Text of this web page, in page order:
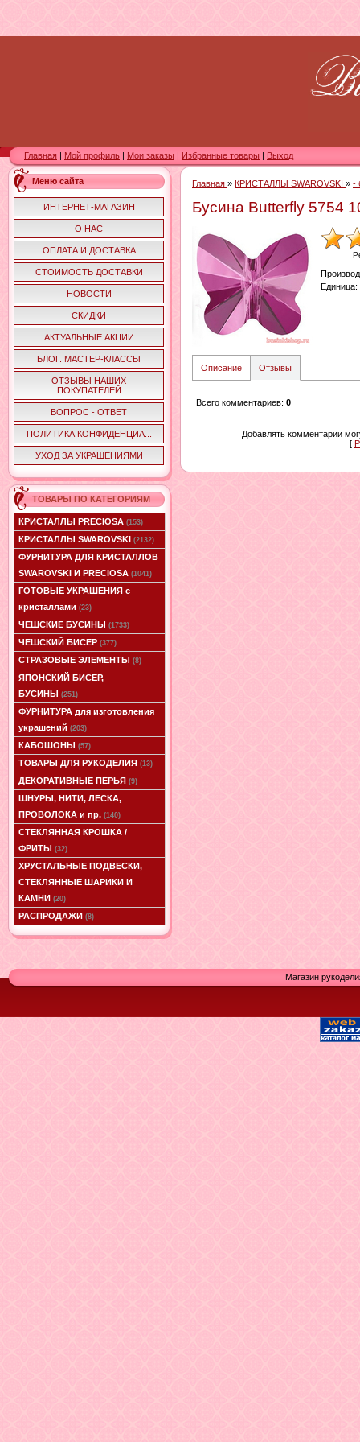
Главная Мой профиль Мои заказы Избранные товары Выход
Меню сайта
ИНТЕРНЕТ-МАГАЗИН
О НАС
ОПЛАТА И ДОСТАВКА
СТОИМОСТЬ ДОСТАВКИ
НОВОСТИ
СКИДКИ
АКТУАЛЬНЫЕ АКЦИИ
БЛОГ. МАСТЕР-КЛАССЫ
ОТЗЫВЫ НАШИХ
ПОКУПАТЕЛЕЙ
ВОПРОС - ОТВЕТ
ПОЛИТИКА КОНФИДЕНЦИА...
УХОД ЗА УКРАШЕНИЯМИ
ТОВАРЫ ПО КАТЕГОРИЯМ
КРИСТАЛЛЫ PRECIOSA (153)
КРИСТАЛЛЫ SWAROVSKI (2132)
ФУРНИТУРА ДЛЯ КРИСТАЛЛОВ
SWAROVSKI И PRECIOSA (1041)
ГОТОВЫЕ УКРАШЕНИЯ с
кристаллами (23)
ЧЕШСКИЕ БУСИНЫ (1733)
ЧЕШСКИЙ БИСЕР (377)
СТРАЗОВЫЕ ЭЛЕМЕНТЫ (8)
ЯПОНСКИЙ БИСЕР,
БУСИНЫ (251)
ФУРНИТУРА для изготовления
украшений (203)
КАБОШОНЫ (57)
ТОВАРЫ ДЛЯ РУКОДЕЛИЯ (13)
ДЕКОРАТИВНЫЕ ПЕРЬЯ (9)
ШНУРЫ, НИТИ, ЛЕСКА,
ПРОВОЛОКА и пр. (140)
СТЕКЛЯННАЯ КРОШКА /
ФРИТЫ (32)
ХРУСТАЛЬНЫЕ ПОДВЕСКИ,
СТЕКЛЯННЫЕ ШАРИКИ И
КАМНИ (20)
РАСПРОДАЖИ (8)
Главная » КРИСТАЛЛЫ SWAROVSKI » -
Бусина Butterfly 5754
Единица:
Описание Отзывы
Всего комментариев: 0
Добавлять комментарии
[
Магазин